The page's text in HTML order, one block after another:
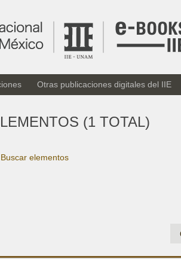
Otras publicaciones digitales del IIE
(1 TOTAL)
Buscar elementos